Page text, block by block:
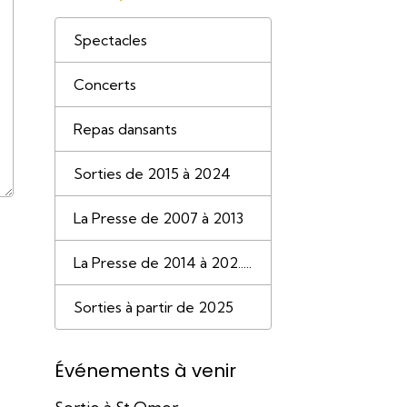
Spectacles
Concerts
Repas dansants
Sorties de 2015 à 2024
La Presse de 2007 à 2013
La Presse de 2014 à 202.....
Sorties à partir de 2025
Événements à venir